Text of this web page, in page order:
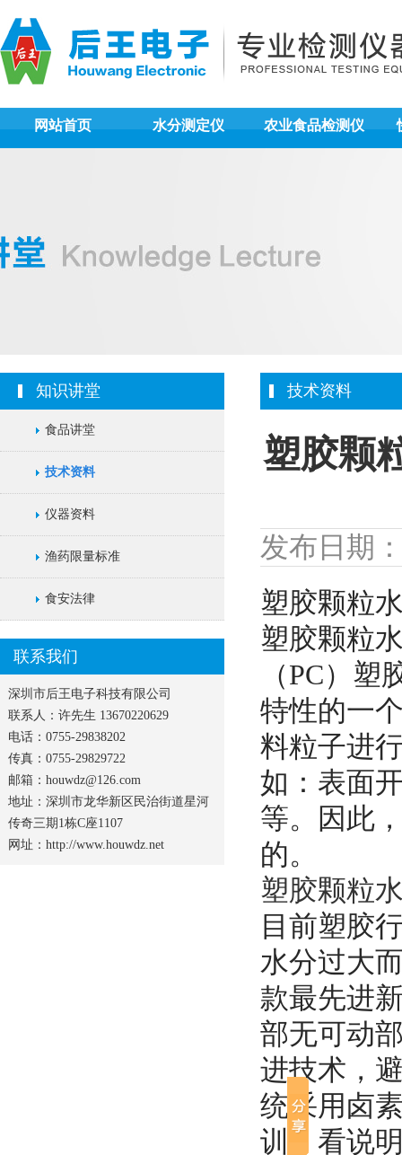
网站首页 水分测定仪 农业食品检测仪
知识讲堂
食品讲堂
技术资料
仪器资料
渔药限量标准
食安法律
联系我们
深圳市后王电子科技有限公司
联系人：许先生 13670220629
电话：0755-29838202
传真：0755-29829722
邮箱：houwdz@126.com
地址：深圳市龙华新区民治街道星河
传奇三期1栋C座1107
网址：http://www.houwdz.net
技术资料
塑胶颗
发布日期
塑胶颗粒
塑胶颗粒
（PC）
特性的一
料粒子进
如：表面
等。因此
的。
塑胶颗粒
目前塑胶
水分过大
款最先进
部无可动
进技术，
统采用卤
训，看说